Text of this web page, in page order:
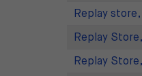
Replay
Replay
Replay